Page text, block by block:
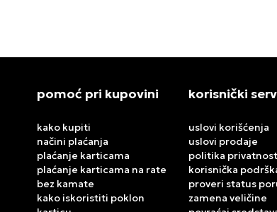
pomoć pri kupovini
kako kupiti
načini plaćanja
plaćanje karticama
plaćanje karticama na rate
bez kamate
kako iskoristiti poklon
korisnički
uslovi korišćenja
uslovi prodaje
politika
korisnička
proveri status
zamena veličine